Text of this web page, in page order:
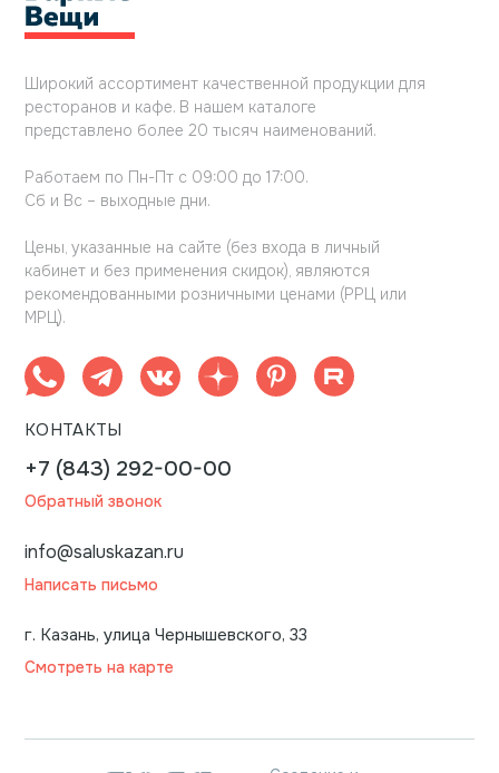
Широкий ассортимент качественной продукции для
ресторанов и кафе. В нашем каталоге
представлено более 20 тысяч наименований.
Работаем по Пн-Пт с 09:00 до 17:00.
Сб и Вс – выходные дни.
Цены, указанные на сайте (без входа в личный
кабинет и без применения скидок), являются
рекомендованными розничными ценами (РРЦ или
МРЦ).
КОНТАКТЫ
+7 (843) 292-00-00
Обратный звонок
info@saluskazan.ru
Написать письмо
г. Казань, улица Чернышевского, 33
Смотреть на карте